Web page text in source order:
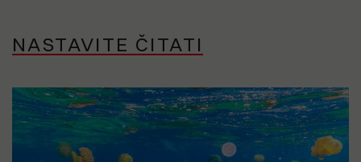
NASTAVITE ČITATI